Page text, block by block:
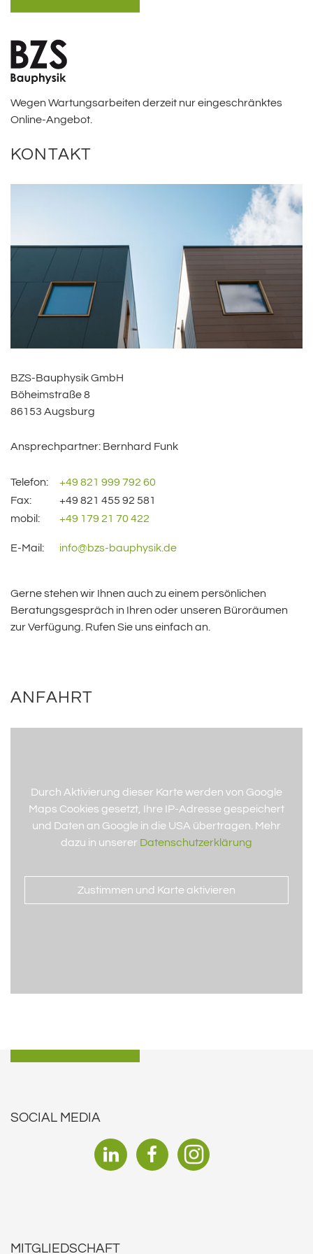
Wegen Wartungsarbeiten derzeit nur eingeschränktes
Online-Angebot.
KONTAKT
BZS-Bauphysik GmbH
Böheimstraße 8
86153 Augsburg
Ansprechpartner: Bernhard Funk
Telefon:
+49 821 999 792 60
Fax:
+49 821 455 92 581
mobil:
+49 179 21 70 422
E-Mail: info@bzs-bauphysik.de
Gerne stehen wir Ihnen auch zu einem persönlichen
Beratungsgespräch in Ihren oder unseren Büroräumen
zur Verfügung. Rufen Sie uns einfach an.
ANFAHRT
Durch Aktivierung dieser Karte werden von Google
Maps Cookies gesetzt, Ihre IP-Adresse gespeichert
und Daten an Google in die USA übertragen. Mehr
dazu in unserer Datenschutzerklärung
SOCIAL MEDIA
MITGLIEDSCHAFT